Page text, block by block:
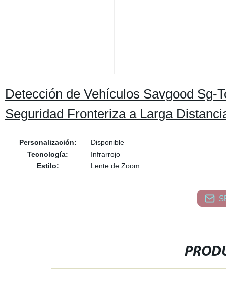
Detección de Vehículos Savgood Sg-
Seguridad Fronteriza a Larga
Personalización:
Disponible
Tecnología:
Infrarrojo
Estilo:
Lente de Zoom